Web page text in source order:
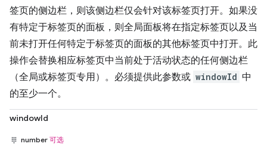
签页的侧边栏，则该侧边栏仅会针对该标签页打开。如果没
有特定于标签页的面板，则全局面板将在指定标签页以及当
前未打开任何特定于标签页的面板的其他标签页中打开。此
操作会替换相应标签页中当前处于活动状态的任何侧边栏
（全局或标签页专用）。必须提供此参数或 windowId 中
的至少一个。
windowId
number 可选